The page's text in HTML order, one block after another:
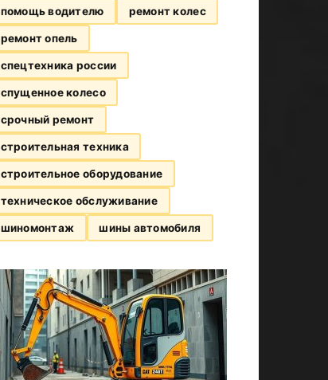
помощь водителю ремонт колес
ремонт опель
спецтехника россии
спущенное колесо
срочный ремонт
строительная техника
строительное оборудование
техническое обслуживание
шиномонтаж шины автомобиля